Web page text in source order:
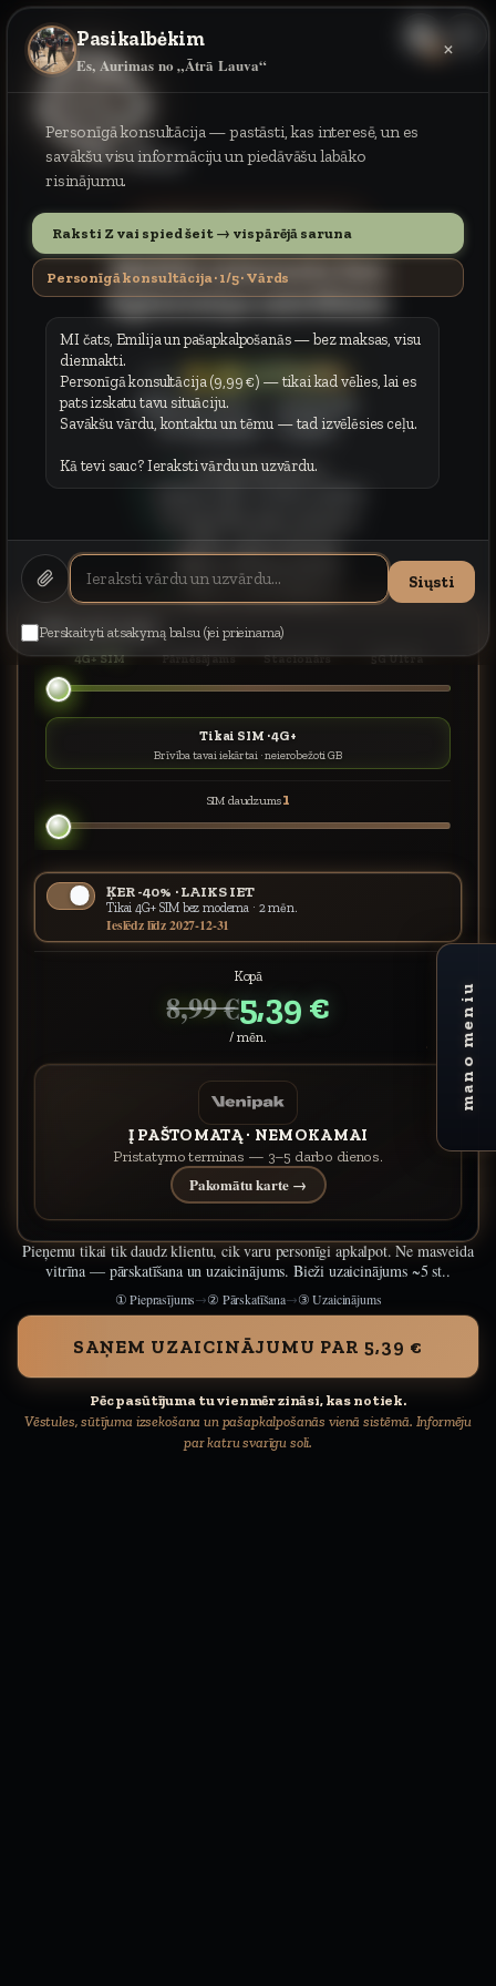
mano meniu
Pasikalbėkim
Es, Aurimas no „Ātrā Lauva“ ×
Personīgā konsultācija — pastāsti, kas interesē, un es
savākšu visu informāciju un piedāvāšu labāko
risinājumu.
Raksti Z vai spied šeit → vispārējā saruna
Personīgā konsultācija · 1/5 · Vārds
MI čats, Emilija un pašapkalpošanās — bez maksas, visu
diennakti.
Personīgā konsultācija (9,99 €) — tikai kad vēlies, lai es
pats izskatu tavu situāciju.
Savākšu vārdu, kontaktu un tēmu — tad izvēlēsies ceļu.
Kā tevi sauc? Ieraksti vārdu un uzvārdu.
Siųsti
Perskaityti atsakymą balsu (jei prieinama)
5G
boutique
Piektdien , sagatavo 8sūtījumus.
Mobils internets bez
ilgtermiņa saistībām
8,99 €5,39 €/mēn.
Moki20–30 €
Čiatas pats→5,39 €.
Neriboti duomenys
Jokių kredito istorijos patikrų
Veikia visoje Lietuvoje
Tikai ar uzaicinājumu
Pieņemu tikai tik daudz klientu, cik varu personīgi apkalpot. Ne masveida
vitrīna — pārskatīšana un uzaicinājums. Bieži uzaicinājums ~5 st..
SAŅEM UZAICINĀJUMU PAR 5,39 €
① Pieprasījums→② Pārskatīšana→③ Uzaicinājums
Pēc pasūtījuma tu vienmēr zināsi, kas notiek.
Vēstules, sūtījuma izsekošana un pašapkalpošanās vienā sistēmā. Informēju
par katru svarīgu soli.
Saliec savu cenu
4G+ SIM Pārnēsājams Stacionārs 5G Ultra
Tikai SIM · 4G+
Brīvība tavai iekārtai · neierobežoti GB
SIM daudzums1
ĶER -40% · LAIKS IET
Tikai 4G+ SIM bez modema · 2 mēn.
Ieslēdz līdz 2027-12-31
Kopā
8,99 €5,39 €
/ mēn.
Į PAŠTOMATĄ · NEMOKAMAI
Pristatymo terminas — 3–5 darbo dienos.
Pakomātu karte →